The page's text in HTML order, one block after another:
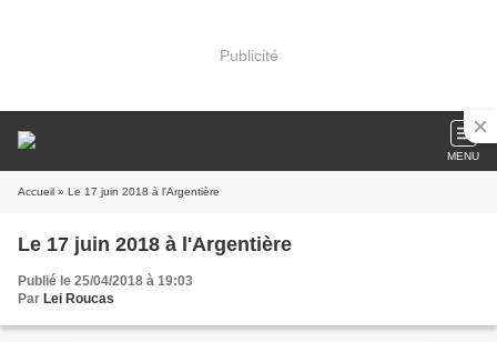
Publicité
MENU
Accueil » Le 17 juin 2018 à l'Argentière
Le 17 juin 2018 à l'Argentière
Publié le 25/04/2018 à 19:03
Par Lei Roucas